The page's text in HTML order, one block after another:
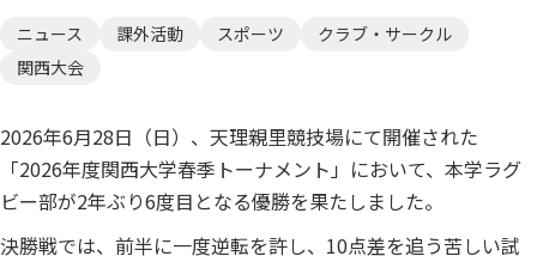
ニュース 課外活動 スポーツ
クラブ・サークル
関西大会
2026年6月28日（日）、天理親里競技場にて開催された
「2026年度関西大学春季トーナメント」において、本学ラグ
ビー部が2年ぶり6度目となる優勝を果たしました。
決勝戦では、前半に一度逆転を許し、10点差を追う苦しい試